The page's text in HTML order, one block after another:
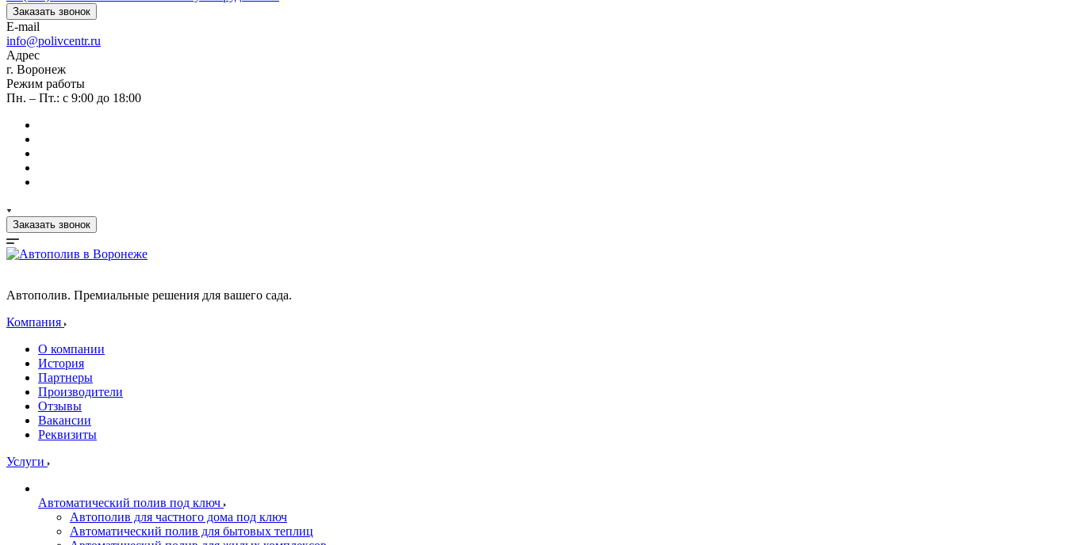
Заказать звонок
E-mail
info@polivcentr.ru
Адрес
г. Воронеж
Режим работы
Пн. – Пт.: с 9:00 до 18:00
Заказать звонок
Автополив. Премиальные решения для вашего сада.
Компания
О компании
История
Партнеры
Производители
Отзывы
Вакансии
Реквизиты
Услуги
Автоматический полив под ключ
Автополив для частного дома под ключ
Автоматический полив для бытовых теплиц